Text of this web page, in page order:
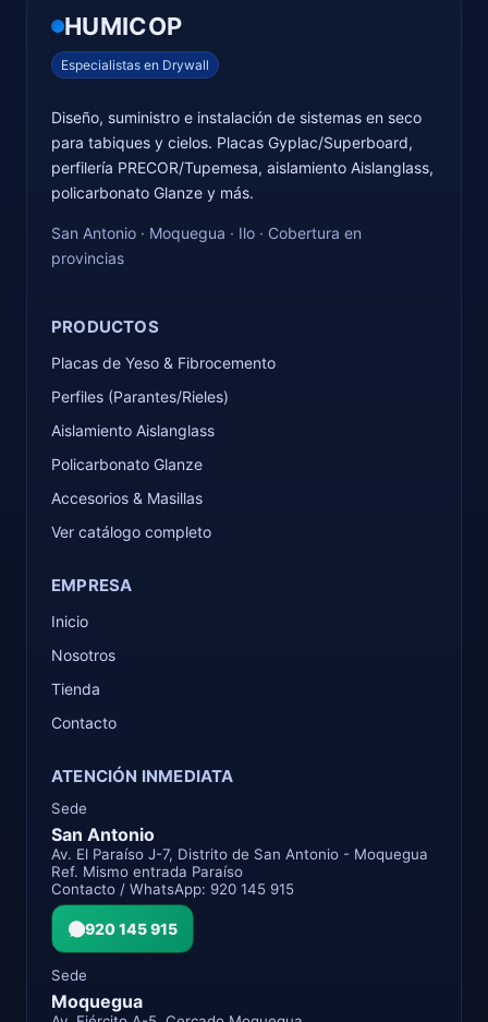
HUMICOP
Especialistas en Drywall
Diseño, suministro e instalación de sistemas en seco
para tabiques y cielos. Placas Gyplac/Superboard,
perfilería PRECOR/Tupemesa, aislamiento Aislanglass,
policarbonato Glanze y más.
San Antonio · Moquegua · Ilo · Cobertura en
provincias
PRODUCTOS
Placas de Yeso & Fibrocemento
Perfiles (Parantes/Rieles)
Aislamiento Aislanglass
Policarbonato Glanze
Accesorios & Masillas
Ver catálogo completo
EMPRESA
Inicio
Nosotros
Tienda
Contacto
ATENCIÓN INMEDIATA
Sede
San Antonio
Av. El Paraíso J-7, Distrito de San Antonio - Moquegua
Ref. Mismo entrada Paraíso
Contacto / WhatsApp: 920 145 915
920 145 915
Sede
Moquegua